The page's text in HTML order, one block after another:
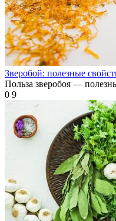
Зверобой: полезные
Польза зверобоя —
0 9